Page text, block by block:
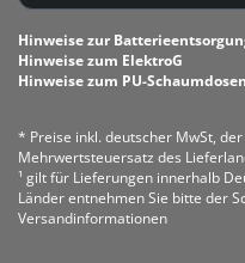
Hinweise zur
Hinweise zum ElektroG
Hinweise zum PU-
* Preise inkl. deutscher MwSt,
Mehrwertsteuersatz des
¹ gilt für Lieferungen innerhalb
Länder entnehmen Sie bitte der
Versandinformationen